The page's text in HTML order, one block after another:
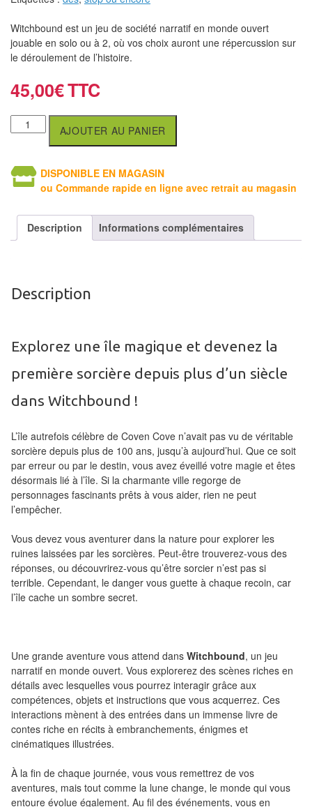
air
Pendules
pour
Logiciels
Livres
anglais
français
Accessoires
Jeux
de
Jeux
de
cartes
à
Collectionner
(TCG)
Les
Classiques
enfants
Pour
la
famille
Pour
les
Witchbound est un jeu de société narratif en monde ouvert
jouable en solo ou à 2, où vos choix auront une répercussion sur
le déroulement de l’histoire.
45,00€
AJOUTER AU PANIER
DISPONIBLE EN MAGASIN
ou Commande rapide en ligne avec retrait au magasin
Description Informations complémentaires
Description
Explorez une île magique et devenez la
première sorcière depuis plus d’un siècle
dans Witchbound !
L’île autrefois célèbre de Coven Cove n’avait pas vu de véritable
sorcière depuis plus de 100 ans, jusqu’à aujourd’hui. Que ce soit
par erreur ou par le destin, vous avez éveillé votre magie et êtes
désormais lié à l’île. Si la charmante ville regorge de
personnages fascinants prêts à vous aider, rien ne peut
l’empêcher.
Vous devez vous aventurer dans la nature pour explorer les
ruines laissées par les sorcières. Peut-être trouverez-vous des
réponses, ou découvrirez-vous qu’être sorcier n’est pas si
terrible. Cependant, le danger vous guette à chaque recoin, car
l’île cache un sombre secret.
Une grande aventure vous attend dans Witchbound, un jeu
narratif en monde ouvert. Vous explorerez des scènes riches en
détails avec lesquelles vous pourrez interagir grâce aux
compétences, objets et instructions que vous acquerrez. Ces
interactions mènent à des entrées dans un immense livre de
contes riche en récits à embranchements, énigmes et
cinématiques illustrées.
À la fin de chaque journée, vous vous remettrez de vos
aventures, mais tout comme la lune change, le monde qui vous
entoure évolue également. Au fil des événements, vous en